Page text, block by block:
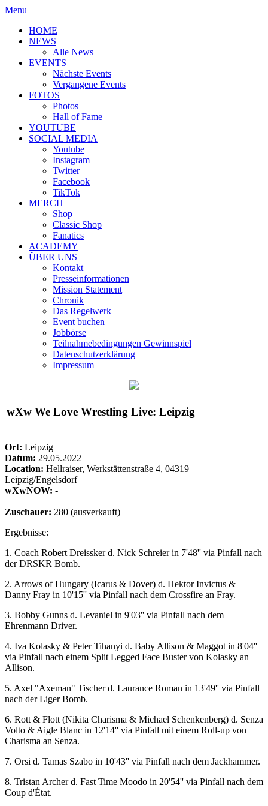
Menu
HOME
NEWS
Alle News
EVENTS
Nächste Events
Vergangene Events
FOTOS
Photos
Hall of Fame
YOUTUBE
SOCIAL MEDIA
Youtube
Instagram
Twitter
Facebook
TikTok
MERCH
Shop
Classic Shop
Fanatics
ACADEMY
ÜBER UNS
Kontakt
Presseinformationen
Mission Statement
Chronik
Das Regelwerk
Event buchen
Jobbörse
Teilnahmebedingungen Gewinnspiel
Datenschutzerklärung
Impressum
wXw We Love Wrestling Live: Leipzig
Ort: Leipzig
Datum: 29.05.2022
Location: Hellraiser, Werkstättenstraße 4, 04319
Leipzig/Engelsdorf
wXwNOW: -
Zuschauer: 280 (ausverkauft)
Ergebnisse:
1. Coach Robert Dreissker d. Nick Schreier in 7'48'' via Pinfall nach
der DRSKR Bomb.
2. Arrows of Hungary (Icarus & Dover) d. Hektor Invictus &
Danny Fray in 10'15'' via Pinfall nach dem Crossfire an Fray.
3. Bobby Gunns d. Levaniel in 9'03'' via Pinfall nach dem
Ehrenmann Driver.
4. Iva Kolasky & Peter Tihanyi d. Baby Allison & Maggot in 8'04''
via Pinfall nach einem Split Legged Face Buster von Kolasky an
Allison.
5. Axel "Axeman" Tischer d. Laurance Roman in 13'49'' via Pinfall
nach der Liger Bomb.
6. Rott & Flott (Nikita Charisma & Michael Schenkenberg) d. Senza
Volto & Aigle Blanc in 12'14'' via Pinfall mit einem Roll-up von
Charisma an Senza.
7. Orsi d. Tamas Szabo in 10'43'' via Pinfall nach dem Jackhammer.
8. Tristan Archer d. Fast Time Moodo in 20'54'' via Pinfall nach dem
Coup d'État.